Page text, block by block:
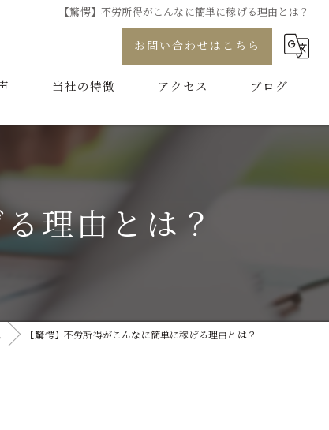
【驚愕】不労所得がこんなに簡単に稼げる理由とは？
お問い合わせはこちら
当社の特徴
制作
アクセス ブログ
理由とは？
【驚愕】不労所得がこんなに簡単に稼げる理由とは？